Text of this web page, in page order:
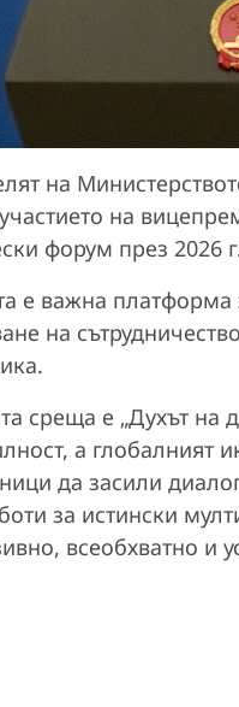
на
на
форум през 2026
е важна
на
среща е „Духът на
а
да засили
за истински
всеобхватно и